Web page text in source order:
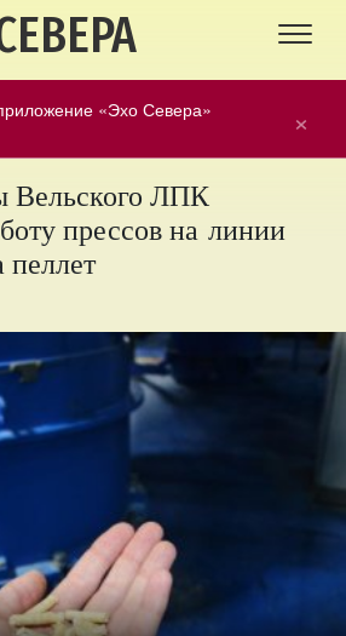
×
«Эхо Севера»
Вельского ЛПК
прессов на линии
пеллет